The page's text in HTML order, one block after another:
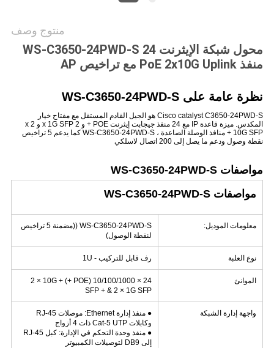
منتوج وصف
محول شبكة الإيثرنت WS-C3650-24PWD-S 24
منفذ PoE 2x10G Uplink مع تراخيص AP
نظرة عامة على WS-C3650-24PWD-S
Cisco catalyst C3650-24PWD-S هو الجيل القادم المستقل مع مفتاح خيار
المكدس.
ميزة قاعدة IP مع 24 منفذ جيجابت إيثرنت POE + و 2 x 1G SFP و 2 x
10G SFP + منافذ الوصلة الصاعدة ، WS-C3650-24PWD-S كما يدعم 5 تراخيص
نقطة وصول ودعم ما يصل إلى 200 اتصال لاسلكي
مواصفات WS-C3650-24PWD-S
مواصفات WS-C3650-24PWD-S
معلومات الموديل:
WS-C3650-24PWD-S ((مضمنة 5 تراخيص
لنقطة الوصول)
نوع العلبة رف قابل للتركيب - 1U
الموانئ 24 × 10/100/1000 (POE +)
+ 2 × 10G
SFP + & 2 × 1G SFP
واجهة إدارة الشبكة ●
منفذ إدارة Ethernet: موصلات RJ-45
وكابلات Cat-5 UTP ذات 4 أزواج
●
منفذ وحدة التحكم في الإدارة: كبل RJ-45
إلى DB9 لتوصيلات الكمبيوتر